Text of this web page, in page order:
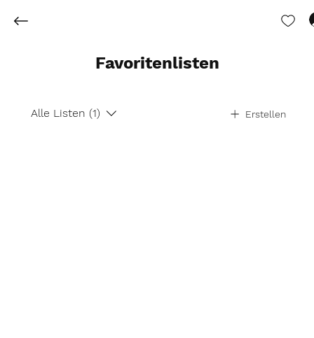
Alle Listen (1) Erstellen
Favoritenlisten